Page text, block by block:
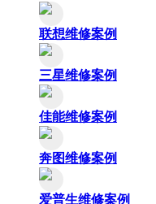
联想维修案例
三星维修案例
佳能维修案例
奔图维修案例
爱普生维修案例